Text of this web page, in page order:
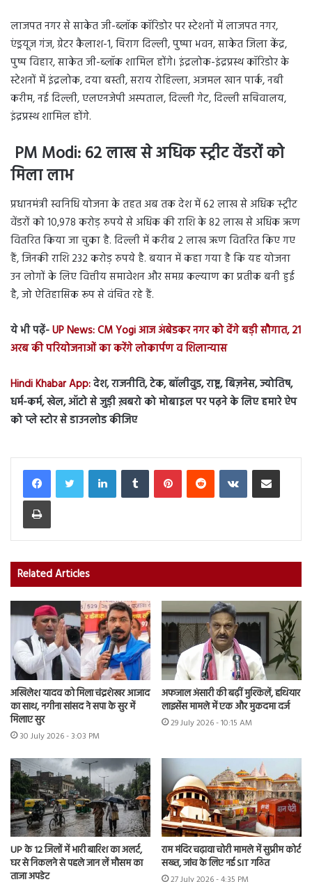
लाजपत नगर से साकेत जी-ब्लॉक कॉरिडोर पर स्टेशनों में लाजपत नगर,
एंड्रयूज गंज, ग्रेटर कैलाश-1, चिराग दिल्ली, पुष्पा भवन, साकेत जिला केंद्र,
पुष्प विहार, साकेत जी-ब्लॉक शामिल होंगे। इंद्रलोक-इंद्रप्रस्थ कॉरिडोर के
स्टेशनों में इंद्रलोक, दया बस्ती, सराय रोहिल्ला, अजमल खान पार्क, नबी
करीम, नई दिल्ली, एलएनजेपी अस्पताल, दिल्ली गेट, दिल्ली सचिवालय,
इंद्रप्रस्थ शामिल होंगे.
PM Modi: 62 लाख से अधिक स्ट्रीट वेंडरों को
मिला लाभ
प्रधानमंत्री स्वनिधि योजना के तहत अब तक देश में 62 लाख से अधिक स्ट्रीट
वेंडरों को 10,978 करोड़ रुपये से अधिक की राशि के 82 लाख से अधिक ऋण
वितरित किया जा चुका है. दिल्ली में करीब 2 लाख ऋण वितरित किए गए
हैं, जिनकी राशि 232 करोड़ रुपये है. बयान में कहा गया है कि यह योजना
उन लोगों के लिए वित्तीय समावेशन और समग्र कल्याण का प्रतीक बनी हुई
है, जो ऐतिहासिक रूप से वंचित रहे हैं.
ये भी पढ़ें-UP News: CM Yogi आज अंबेडकर नगर को देंगे बड़ी सौगात, 21
अरब की परियोजनाओं का करेंगे लोकार्पण व शिलान्यास
Hindi Khabar App:देश, राजनीति, टेक, बॉलीवुड, राष्ट्र, बिज़नेस, ज्योतिष,
धर्म-कर्म, खेल, ऑटो से जुड़ी ख़बरो को मोबाइल पर पढ़ने के लिए हमारे ऐप
को प्ले स्टोर से डाउनलोड कीजिए
LinkedInTumblr PinterestReddit VKontakteShare via Email
Print
Related Articles
अखिलेश यादव को मिला चंद्रशेखर आजाद
का साथ, नगीना सांसद ने सपा के सुर में
मिलाए सुर
30 July 2026 - 3:03 PM
अफजाल अंसारी की बढ़ीं मुश्किलें, हथियार
लाइसेंस मामले में एक और मुकदमा दर्ज
29 July 2026 - 10:15 AM
UP के 12 जिलों में भारी बारिश का अलर्ट,
घर से निकलने से पहले जान लें मौसम का
ताजा अपडेट
राम मंदिर चढ़ावा चोरी मामले में सुप्रीम कोर्ट
सख्त, जांच के लिए नई SIT गठित